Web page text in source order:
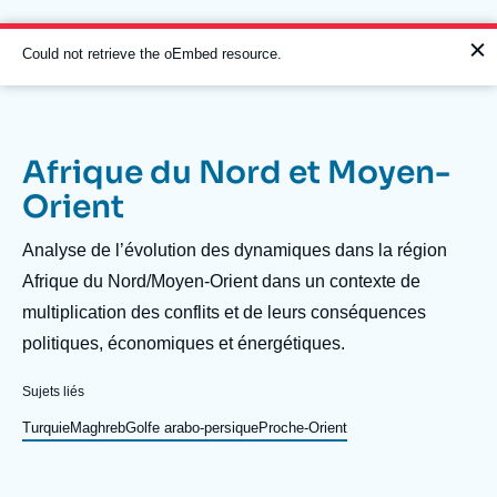
au
contenu
principal
Navigation
principale
Analyses
Événements
À propos de l'Ifri
L'Ifri en bref
Recherches fréquentes
Message
d'erreur
Could not retrieve the oEmbed resource.
Afrique du Nord et Moyen-
Orient
Description
Analyse de l’évolution des dynamiques dans la région
Afrique du Nord/Moyen-Orient dans un contexte de
multiplication des conflits et de leurs conséquences
politiques, économiques et énergétiques.
Sujets liés
TurquieMaghrebGolfe arabo-persiqueProche-Orient